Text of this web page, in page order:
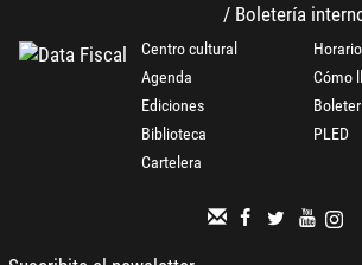
/ Boletería
Centro cultural
Agenda
Ediciones
Biblioteca
Cartelera
Cómo
PLED